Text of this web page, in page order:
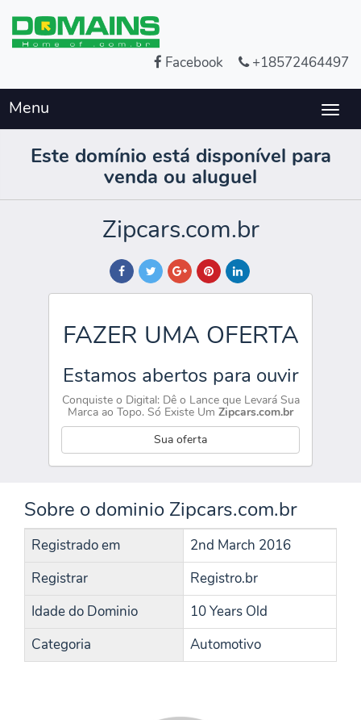
Facebook +18572464497
Menu
Este domínio está disponível para
venda ou aluguel
Zipcars.com.br
FAZER UMA OFERTA
Estamos abertos para ouvir
Conquiste o Digital: Dê o Lance que Levará Sua
Marca ao Topo. Só Existe Um Zipcars.com.br
Sua oferta
Sobre o dominio Zipcars.com.br
Registrado em
2nd March 2016
Registrar
Registro.br
Idade do Dominio
10 Years Old
Categoria
Automotivo